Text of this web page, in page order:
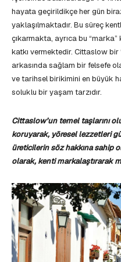
hayata geçirildikçe her gün
yaklaşılmaktadır. Bu süreç
çıkarmakta, ayrıca bu
katkı vermektedir. Cittaslow
arkasında sağlam bir felsefe
ve tarihsel birikimini en büyük
soluklu bir yaşam tarzıdır.
Cittaslow’un temel taşlarını
koruyarak, yöresel lezzetleri
üreticilerin söz hakkına sahip
olarak, kenti markalaştırarak